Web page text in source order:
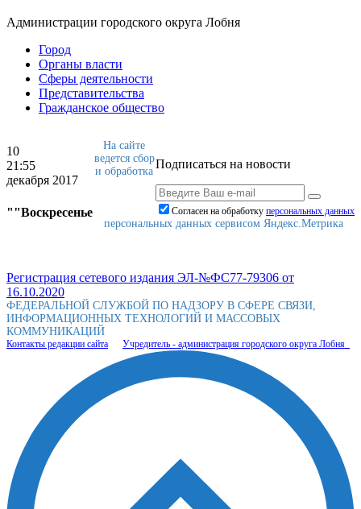
Администрации городского округа Лобня
Город
Органы власти
Сферы деятельности
Представительства
Гражданское общество
10
21:55
декабря 2017
""Воскресенье
Подписаться на новости
Согласен на обработку персональныx данных
На сайте
ведется сбор
и обработка
персональных данных сервисом Яндекс.Метрика
Регистрация сетевого издания ЭЛ-№ФС77-79306 от
16.10.2020
ФЕДЕРАЛЬНОЙ СЛУЖБОЙ ПО НАДЗОРУ В СФЕРЕ СВЯЗИ,
ИНФОРМАЦИОННЫХ ТЕХНОЛОГИЙ И МАССОВЫХ
КОММУНИКАЦИЙ
Контакты редакции сайта Учредитель - администрация городского округа Лобня